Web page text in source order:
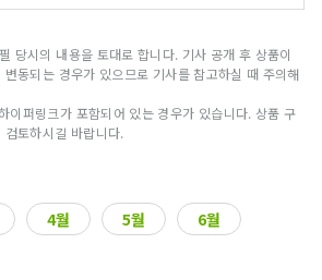
당시의 내용을 토대로 합니다. 기사 공개 후 상품이
동되는 경우가 있으므로 기사를 참고하실 때 주의해
이퍼링크가 포함되어 있는 경우가 있습니다. 상품 구
토하시길 바랍니다.
4월 5월
6월